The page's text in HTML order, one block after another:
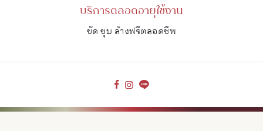
บริการตลอดอายุใช้งาน
ขัด ชุบ ล้างฟรีตลอดชีพ